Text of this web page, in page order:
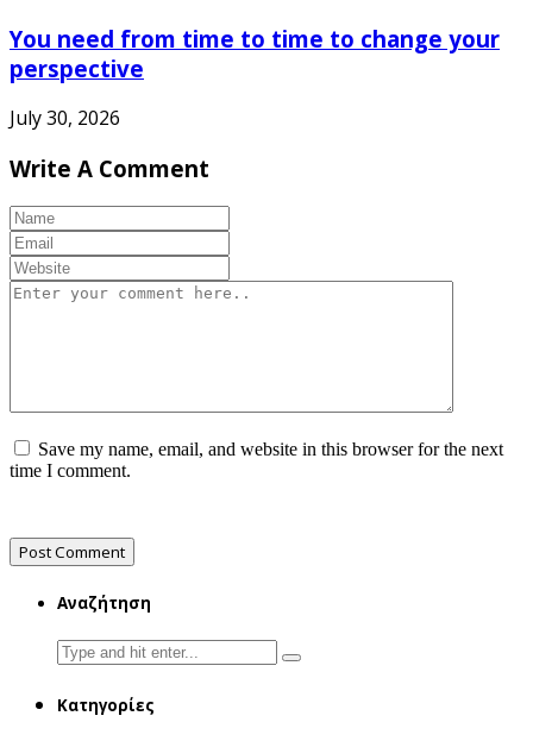
You need from time to time to change your
perspective
July 30, 2026
Write A Comment
Save my name, email, and website in this browser for the next
time I comment.
Αναζήτηση
Search
for:
Κατηγορίες